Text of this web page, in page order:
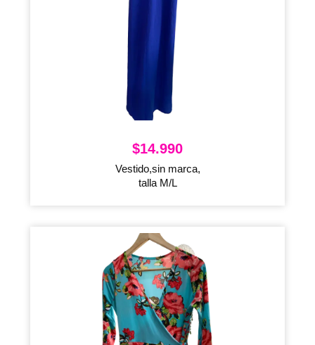
$14.990
Vestido,sin marca,
talla M/L